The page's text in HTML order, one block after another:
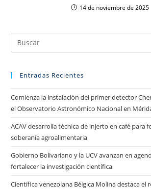
14 de noviembre de 2025
Entradas Recientes
Comienza la instalación del primer detector
el Observatorio Astronómico Nacional en
ACAV desarrolla técnica de injerto en café para
soberanía agroalimentaria
Gobierno Bolivariano y la UCV avanzan en
fortalecer la investigación científica
Científica venezolana Bélgica Molina destaca el